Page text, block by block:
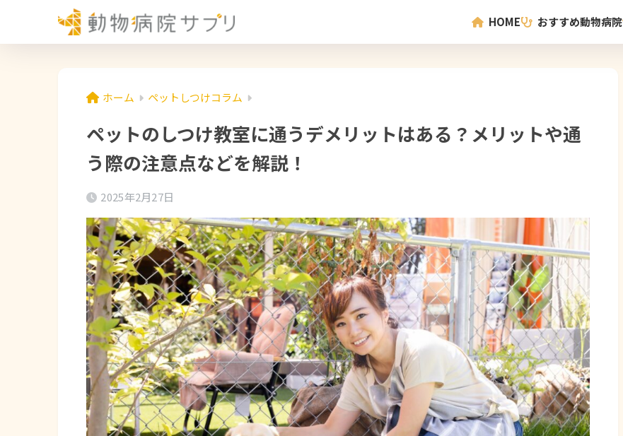
HOME おすすめ動物病院
ホーム ペットしつけコラム
ペットのしつけ教室に通うデメリットはある？メリットや通
う際の注意点などを解説！
2025年2月27日